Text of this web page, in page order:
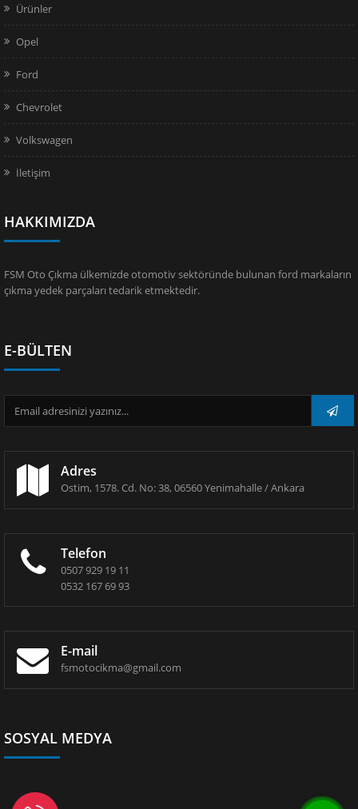
Ürünler
Opel
Ford
Chevrolet
Volkswagen
İletişim
HAKKIMIZDA
FSM Oto Çıkma ülkemizde otomotiv sektöründe bulunan ford markaların
çıkma yedek parçaları tedarik etmektedir.
E-BÜLTEN
Adres
Ostim, 1578. Cd. No: 38, 06560 Yenimahalle / Ankara
Telefon
0507 929 19 11
0532 167 69 93
E-mail
fsmotocikma@gmail.com
SOSYAL MEDYA